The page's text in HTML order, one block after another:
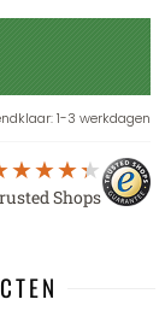
: 1-3 werkdagen
Shops